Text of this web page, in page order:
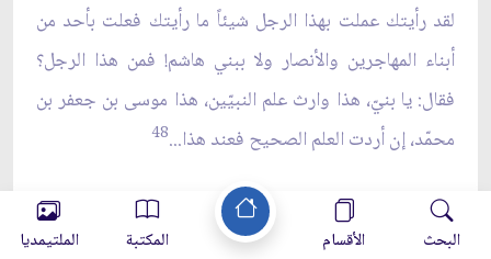
لقد رأيتك عملت بهذا الرجل شيئاً ما رأيتك فعلت بأحد من
أبناء المهاجرين والأنصار ولا ببني هاشم! فمن هذا الرجل؟
فقال: يا بنيّ، هذا وارث علم النبيّين، هذا موسى بن جعفر بن
محمّد، إن أردت العلم الصحيح فعند هذا...48
وفي رواية أخرى أنّه قال له: هذا إمام الناس وحجّة الله على
البحث الأقسام المكتبة الملتيمديا